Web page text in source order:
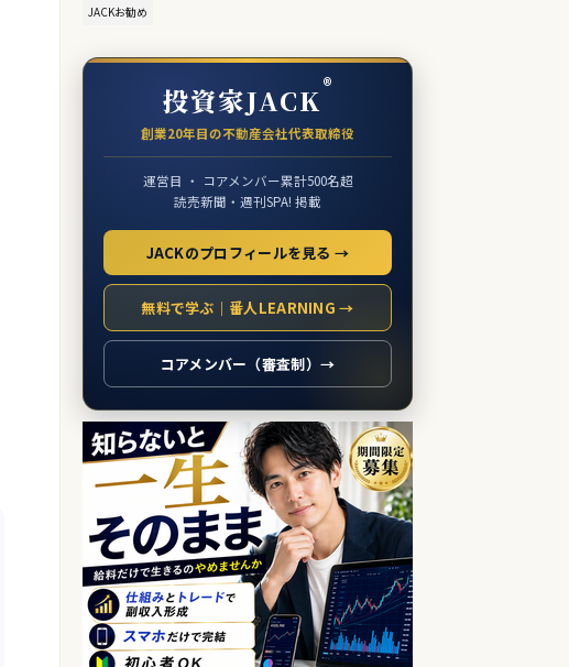
JACKお勧め
投資家JACK®
創業20年目の不動産会社代表取締役
運営目 ・ コアメンバー累計500名超
読売新聞・週刊SPA! 掲載
JACKのプロフィールを見る →
無料で学ぶ｜番人LEARNING →
コアメンバー（審査制）→